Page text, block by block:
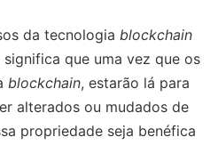
da tecnologia blockchain
que uma vez que os
blockchain, estarão lá para
alterados ou mudados de
propriedade seja benéfica